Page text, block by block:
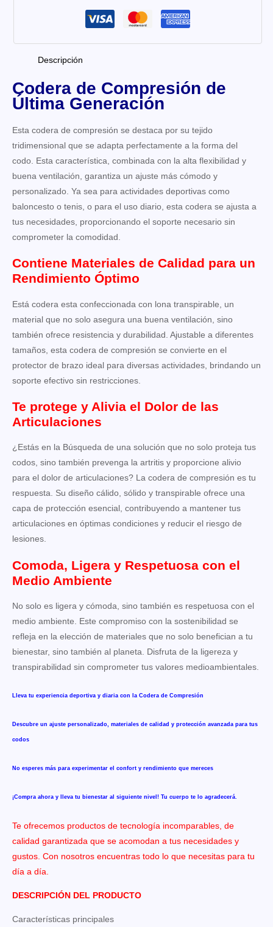
Descripción
Codera de Compresión de
Última Generación
Esta codera de compresión se destaca por su tejido
tridimensional que se adapta perfectamente a la forma del
codo. Esta característica, combinada con la alta flexibilidad y
buena ventilación, garantiza un ajuste más cómodo y
personalizado. Ya sea para actividades deportivas como
baloncesto o tenis, o para el uso diario, esta codera se ajusta a
tus necesidades, proporcionando el soporte necesario sin
comprometer la comodidad.
Contiene Materiales de Calidad para un
Rendimiento Óptimo
Está codera esta confeccionada con lona transpirable, un
material que no solo asegura una buena ventilación, sino
también ofrece resistencia y durabilidad. Ajustable a diferentes
tamaños, esta codera de compresión se convierte en el
protector de brazo ideal para diversas actividades, brindando un
soporte efectivo sin restricciones.
Te protege y Alivia el Dolor de las
Articulaciones
¿Estás en la Búsqueda de una solución que no solo proteja tus
codos, sino también prevenga la artritis y proporcione alivio
para el dolor de articulaciones? La codera de compresión es tu
respuesta. Su diseño cálido, sólido y transpirable ofrece una
capa de protección esencial, contribuyendo a mantener tus
articulaciones en óptimas condiciones y reducir el riesgo de
lesiones.
Comoda, Ligera y Respetuosa con el
Medio Ambiente
No solo es ligera y cómoda, sino también es respetuosa con el
medio ambiente. Este compromiso con la sostenibilidad se
refleja en la elección de materiales que no solo benefician a tu
bienestar, sino también al planeta. Disfruta de la ligereza y
transpirabilidad sin comprometer tus valores medioambientales.
Lleva tu experiencia deportiva y diaria con la Codera de Compresión
Descubre un ajuste personalizado, materiales de calidad y protección avanzada para tus
codos
No esperes más para experimentar el confort y rendimiento que mereces
¡Compra ahora y lleva tu bienestar al siguiente nivel! Tu cuerpo te lo agradecerá.
Te ofrecemos productos de tecnología incomparables, de
calidad garantizada que se acomodan a tus necesidades y
gustos. Con nosotros encuentras todo lo que necesitas para tu
día a día.
DESCRIPCIÓN DEL PRODUCTO
Características principales